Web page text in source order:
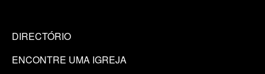
DIRECTÓRIO
ENCONTRE UMA IGREJA